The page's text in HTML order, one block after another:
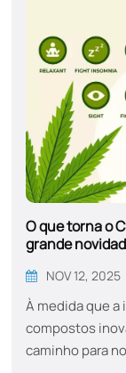
Einhorn em
primeiro
O que torna o
grande
NOV 12, 2025
À medida que
compostos
caminho para